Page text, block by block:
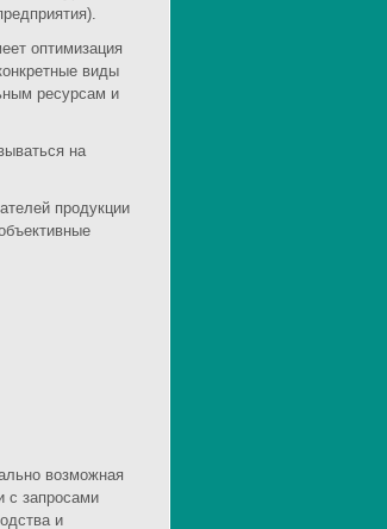
оптимизация
виды
ресурсам и
на
продукции
возможная
с запросами
и